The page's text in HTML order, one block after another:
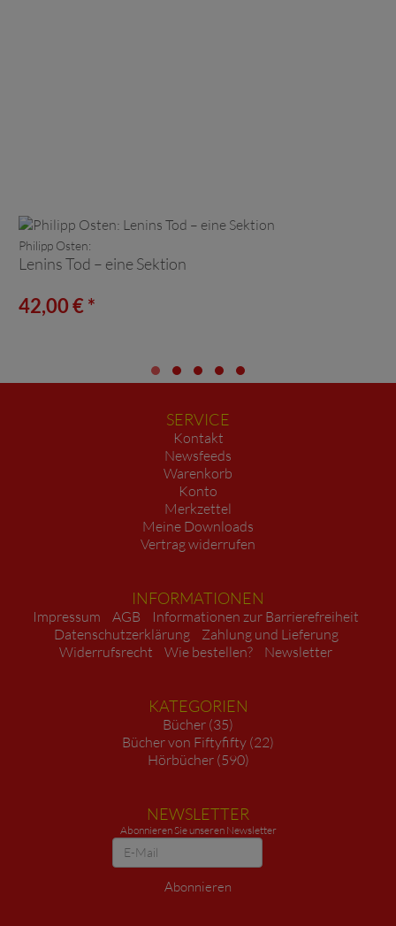
Philipp Osten:
Lenins Tod – eine Sektion
42,00 € *
SERVICE
Kontakt
Newsfeeds
Warenkorb
Konto
Merkzettel
Meine Downloads
Vertrag widerrufen
INFORMATIONEN
Impressum AGB
Informationen zur Barrierefreiheit
Datenschutzerklärung
Zahlung und Lieferung
Widerrufsrecht
Wie bestellen? Newsletter
KATEGORIEN
Bücher (35)
Bücher von Fiftyfifty (22)
Hörbücher (590)
NEWSLETTER
Abonnieren Sie unseren Newsletter
Newsletter
Abonnieren